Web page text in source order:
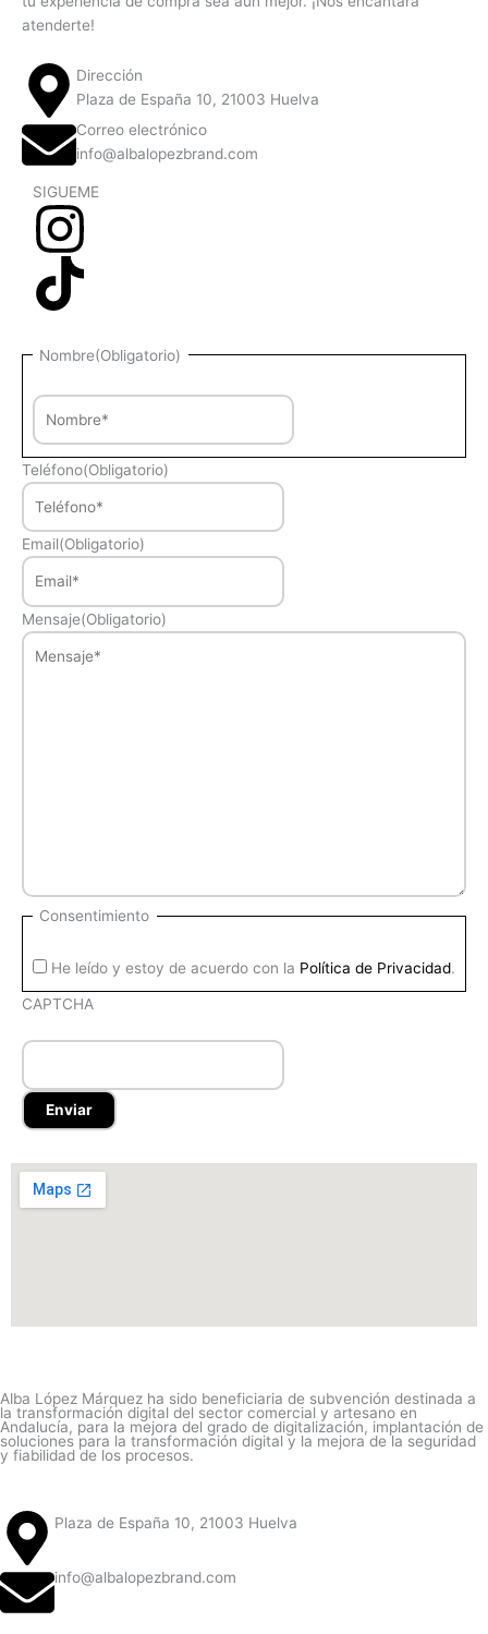
atenderte!
Dirección
Plaza de España 10, 21003 Huelva
Correo electrónico
info@albalopezbrand.com
SIGUEME
Nombre(Obligatorio) Nombre
Teléfono(Obligatorio)
Email(Obligatorio)
Mensaje(Obligatorio)
Consentimiento
He leído y estoy de acuerdo con la Política de Privacidad.
CAPTCHA
Alba López Márquez ha sido beneficiaria de subvención destinada a
la transformación digital del sector comercial y artesano en
Andalucía, para la mejora del grado de digitalización, implantación de
soluciones para la transformación digital y la mejora de la seguridad
y fiabilidad de los procesos.
Plaza de España 10, 21003 Huelva
info@albalopezbrand.com